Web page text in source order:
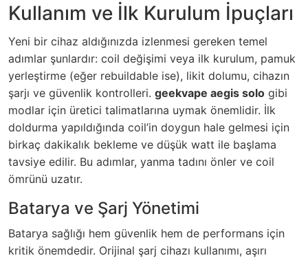
Kullanım ve İlk Kurulum İpuçları
Yeni bir cihaz aldığınızda izlenmesi gereken temel
adımlar şunlardır: coil değişimi veya ilk kurulum, pamuk
yerleştirme (eğer rebuildable ise), likit dolumu, cihazın
şarjı ve güvenlik kontrolleri. geekvape aegis solo gibi
modlar için üretici talimatlarına uymak önemlidir. İlk
doldurma yapıldığında coil’in doygun hale gelmesi için
birkaç dakikalık bekleme ve düşük watt ile başlama
tavsiye edilir. Bu adımlar, yanma tadını önler ve coil
ömrünü uzatır.
Batarya ve Şarj Yönetimi
Batarya sağlığı hem güvenlik hem de performans için
kritik önemdedir. Orijinal şarj cihazı kullanımı, aşırı